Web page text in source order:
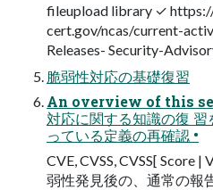
fileupload library ✓
cert.gov/ncas/current-
Releases- Security-
脆弱性対応の基礎復習
An overview of this
対応に関する知識の復 習
っている定義の再確認 •
CVE, CVSS, CVSS[ Score
弱性発見後の、通常の報